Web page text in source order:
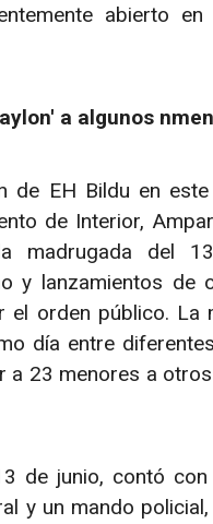
abierto
a algunos
de EH Bildu en
de Interior,
madrugada del
y lanzamientos de
el orden público. La
día entre
a 23 menores a
de junio, contó
y un mando